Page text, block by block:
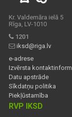
Kr. Valdemāra ielā 5
Rīga, LV-1010
1201
iksd@riga.lv
e-adrese
Izvērsta
Datu apstrāde
Sīkdatņu politika
Piekļūstamība
RVP IKSD